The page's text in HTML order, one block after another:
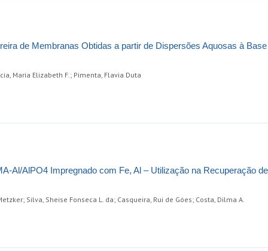
de Membranas Obtidas a partir de Dispersões Aquosas à
Maria Elizabeth F.; Pimenta, Flavia Duta
Al/AlPO4 Impregnado com Fe, Al – Utilização na Recuperação
Silva, Sheise Fonseca L. da; Casqueira, Rui de Góes; Costa, Dilma A.